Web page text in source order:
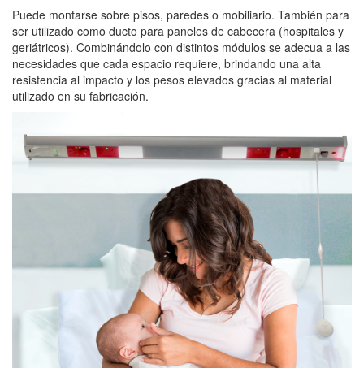
Puede montarse sobre pisos, paredes o mobiliario. También para
ser utilizado como ducto para paneles de cabecera (hospitales y
geriátricos). Combinándolo con distintos módulos se adecua a las
necesidades que cada espacio requiere, brindando una alta
resistencia al impacto y los pesos elevados gracias al material
utilizado en su fabricación.